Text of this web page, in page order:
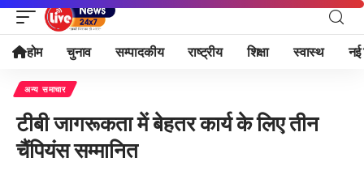
होम चुनाव सम्पादकीय राष्ट्रीय शिक्षा स्वास्थ नई
अन्य समाचार
टीबी जागरूकता में बेहतर कार्य के लिए तीन
चैंपियंस सम्मानित